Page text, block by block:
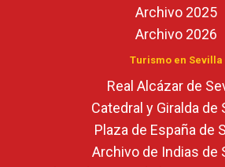
Archivo 2025
Archivo 2026
Turismo en Sevilla
Real Alcázar de
Catedral y Giralda de
Plaza de España de
Archivo de Indias de